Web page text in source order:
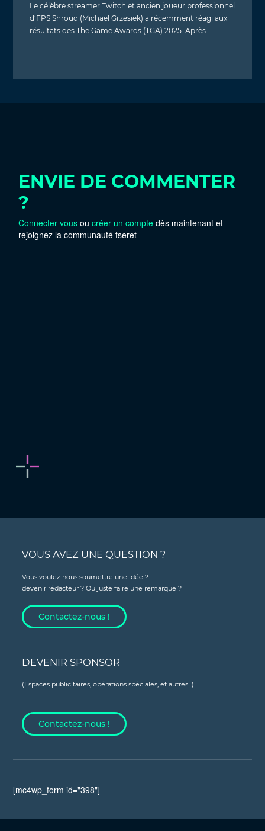
Le célèbre streamer Twitch et ancien joueur professionnel
d’FPS Shroud (Michael Grzesiek) a récemment réagi aux
résultats des The Game Awards (TGA) 2025. Après…
ENVIE DE COMMENTER
?
Connecter vous oucréer un compte dès maintenant et
rejoignez la communauté tseret
VOUS AVEZ UNE QUESTION ?
Vous voulez nous soumettre une idée ?
devenir rédacteur ? Ou juste faire une remarque ?
Contactez-nous !
DEVENIR SPONSOR
(Espaces publicitaires, opérations spéciales, et autres...)
Contactez-nous !
[mc4wp_form id="398"]